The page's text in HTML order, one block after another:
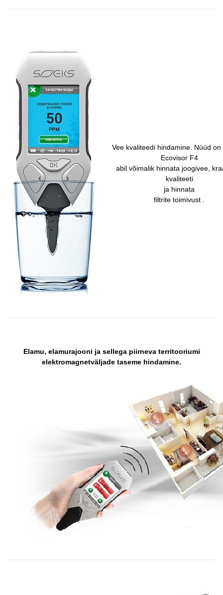
Vee kvaliteedi hindamine. Nüüd on
Ecovisor F4
abil võimalik hinnata joogivee,
kvaliteeti
ja hinnata
filtrite toimivust .
Elamu, elamurajooni ja sellega piirneva territooriumi
elektromagnetväljade taseme hindamine.